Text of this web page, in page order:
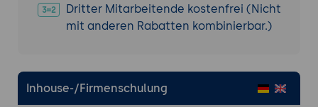
langfristige Implementierung von Kaizen
Dritter Mitarbeitende kostenfrei (Nicht
mit anderen Rabatten kombinierbar.)
Inhouse-/Firmenschulung